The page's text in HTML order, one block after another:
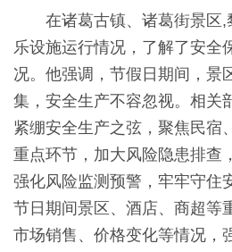
在诸葛古镇、诸葛街景区
乐设施运行情况，了解了安全
况。他强调，节假日期间，景
集，安全生产不容忽视。相关
紧绷安全生产之弦，聚焦民宿
重点环节，加大风险隐患排查
强化风险监测预警，牢牢守住
节日期间景区、酒店、商超等
市场销售、价格变化等情况，